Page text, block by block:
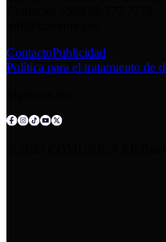
ContactoPublicidad
Política para el tratamiento de